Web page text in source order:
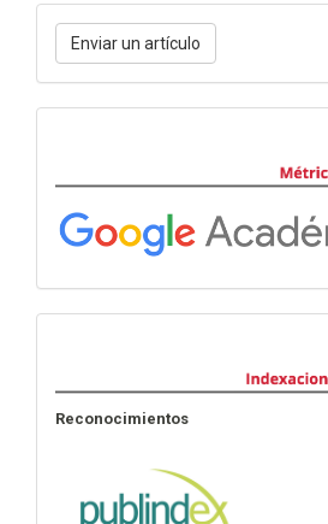
Enviar
un
artículo
Enviar un artículo
Reconocimientos